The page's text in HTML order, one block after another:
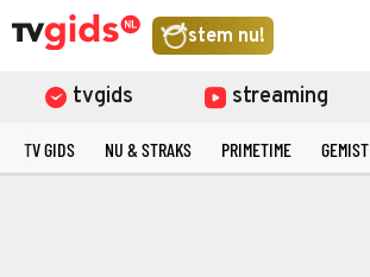
stem nu!
tvgids streaming
TV GIDS NU & STRAKS PRIMETIME GEMIST